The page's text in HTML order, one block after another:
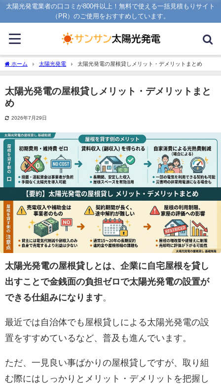
太陽光発電業者の口コミが800件以上！無料で使える一括見積もりサイト
（PR）のご使用をおすすめしています。
ホーム 太陽光発電 太陽光発電の屋根貸しメリット・デメリットまとめ
太陽光発電の屋根貸しメリット・デメリットまと
め
2026年7月29日
太陽光発電の屋根貸しとは、企業に自宅屋根を貸し
出すことで金銭面の負担ゼロで太陽光発電の設置が
できる仕組みになります。
最近では自治体でも屋根貸しによる太陽光発電の設
置をすすめているなど、普及も進んでいます。
ただ、一見良い事ばかりの屋根貸しですが、取り組
む際にはしっかりとメリット・デメリットを把握し